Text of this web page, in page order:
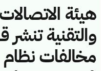
هيئة
والتقنية تنشر
مخالفات نظام